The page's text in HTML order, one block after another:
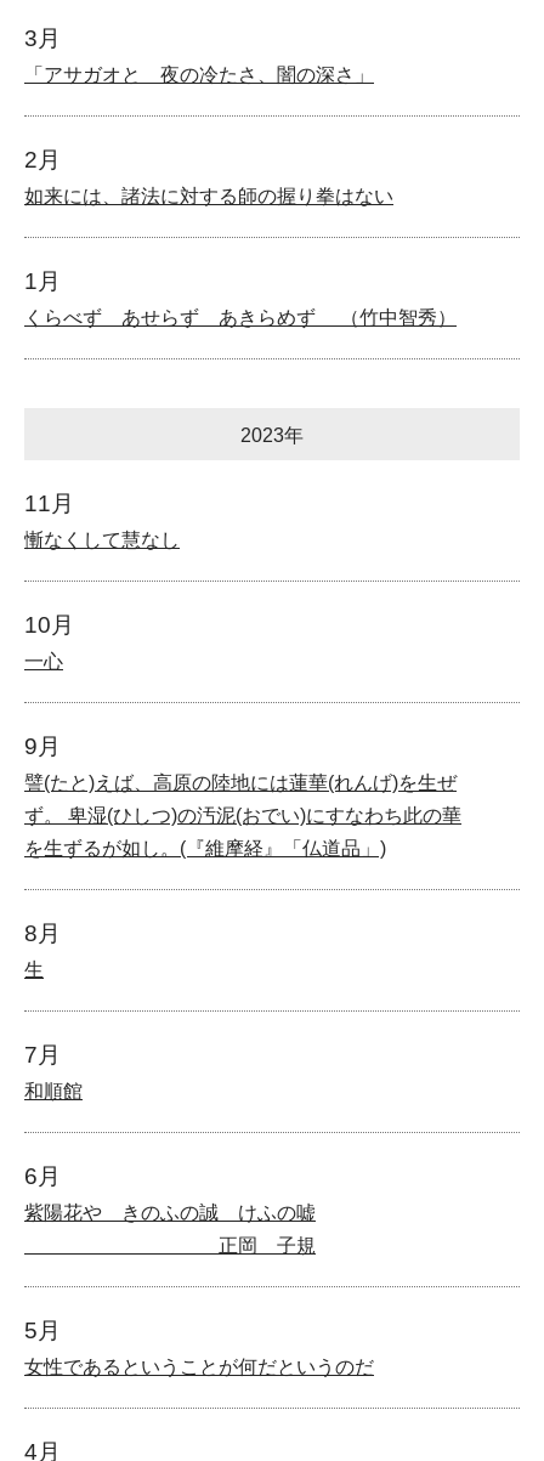
3月
「アサガオと 夜の冷たさ、闇の深さ」
2月
如来には、諸法に対する師の握り拳はない
1月
くらべず あせらず あきらめず （竹中智秀）
2023年
11月
慚なくして慧なし
10月
一心
9月
譬(たと)えば、高原の陸地には蓮華(れんげ)を生ぜ
ず。 卑湿(ひしつ)の汚泥(おでい)にすなわち此の華
を生ずるが如し。(『維摩経』「仏道品」)
8月
生
7月
和順館
6月
紫陽花や きのふの誠 けふの嘘
正岡 子規
5月
女性であるということが何だというのだ
4月